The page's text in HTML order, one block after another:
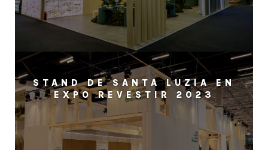
STAND DE SANTA LUZIA EN
EXPO REVESTIR 2023